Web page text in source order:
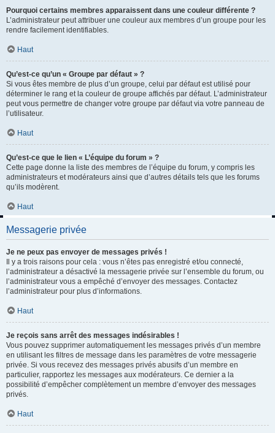
Pourquoi certains membres apparaissent dans une couleur différente ?
L’administrateur peut attribuer une couleur aux membres d’un groupe pour les
rendre facilement identifiables.
Haut
Qu’est-ce qu’un « Groupe par défaut » ?
Si vous êtes membre de plus d’un groupe, celui par défaut est utilisé pour
déterminer le rang et la couleur de groupe affichés par défaut. L’administrateur
peut vous permettre de changer votre groupe par défaut via votre panneau de
l’utilisateur.
Haut
Qu’est-ce que le lien « L’équipe du forum » ?
Cette page donne la liste des membres de l’équipe du forum, y compris les
administrateurs et modérateurs ainsi que d’autres détails tels que les forums
qu’ils modèrent.
Haut
Messagerie privée
Je ne peux pas envoyer de messages privés !
Il y a trois raisons pour cela : vous n’êtes pas enregistré et/ou connecté,
l’administrateur a désactivé la messagerie privée sur l’ensemble du forum, ou
l’administrateur vous a empêché d’envoyer des messages. Contactez
l’administrateur pour plus d’informations.
Haut
Je reçois sans arrêt des messages indésirables !
Vous pouvez supprimer automatiquement les messages privés d’un membre
en utilisant les filtres de message dans les paramètres de votre messagerie
privée. Si vous recevez des messages privés abusifs d’un membre en
particulier, rapportez les messages aux modérateurs. Ce dernier a la
possibilité d’empêcher complètement un membre d’envoyer des messages
privés.
Haut